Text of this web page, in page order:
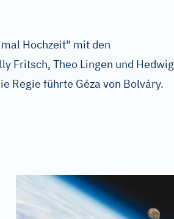
Hochzeit" mit den
Fritsch, Theo Lingen und Hedwig
Regie führte Géza von Bolváry.